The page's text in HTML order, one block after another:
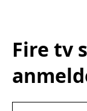
Fire tv